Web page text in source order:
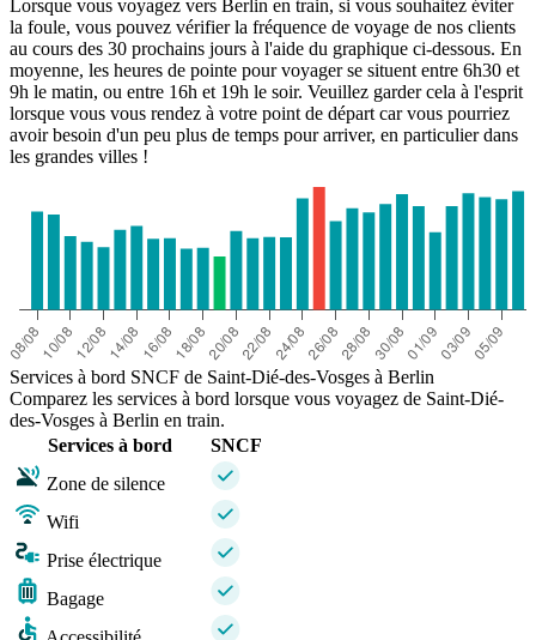
Saint-Dié-des-Vosges
Lorsque vous voyagez vers Berlin en train, si vous souhaitez éviter
la foule, vous pouvez vérifier la fréquence de voyage de nos clients
au cours des 30 prochains jours à l'aide du graphique ci-dessous. En
moyenne, les heures de pointe pour voyager se situent entre 6h30 et
9h le matin, ou entre 16h et 19h le soir. Veuillez garder cela à l'esprit
lorsque vous vous rendez à votre point de départ car vous pourriez
avoir besoin d'un peu plus de temps pour arriver, en particulier dans
les grandes villes !
Services à bord SNCF de Saint-Dié-des-Vosges à Berlin
Comparez les services à bord lorsque vous voyagez de Saint-Dié-
des-Vosges à Berlin en train.
Services à bord
SNCF
Zone de silence
Wifi
Prise électrique
Bagage